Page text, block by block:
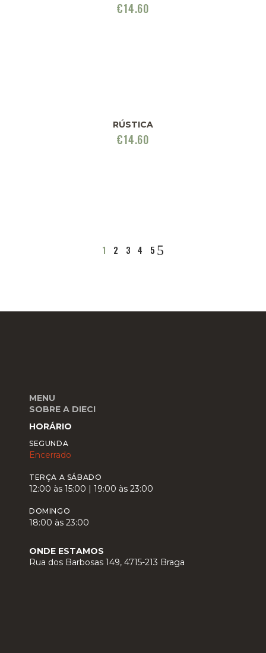
€14.60
RÚSTICA
€14.60
1 2 3 4 5
MENU
SOBRE A DIECI
HORÁRIO
SEGUNDA
Encerrado
TERÇA A SÁBADO
12:00 às 15:00 | 19:00 às 23:00
DOMINGO
18:00 às 23:00
ONDE ESTAMOS
Rua dos Barbosas 149, 4715-213 Braga